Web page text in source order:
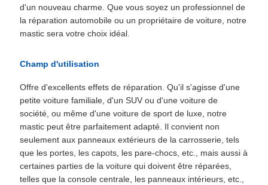
d'un nouveau charme. Que vous soyez un professionnel de
la réparation automobile ou un propriétaire de voiture, notre
mastic sera votre choix idéal.
Champ d'utilisation
Offre d'excellents effets de réparation. Qu'il s'agisse d'une
petite voiture familiale, d'un SUV ou d'une voiture de
société, ou même d'une voiture de sport de luxe, notre
mastic peut être parfaitement adapté. Il convient non
seulement aux panneaux extérieurs de la carrosserie, tels
que les portes, les capots, les pare-chocs, etc., mais aussi à
certaines parties de la voiture qui doivent être réparées,
telles que la console centrale, les panneaux intérieurs, etc.,